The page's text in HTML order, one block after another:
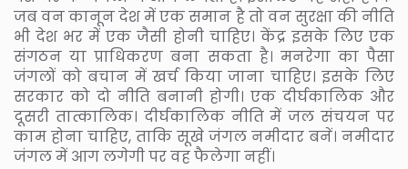
जब वन कानून देश में एक समान है तो वन सुरक्षा की नीति
भी देश भर में एक जैसी होनी चाहिए। केंद्र इसके लिए एक
संगठन या प्राधिकरण बना सकता है। मनरेगा का पैसा
जंगलों को बचान में खर्च किया जाना चाहिए। इसके लिए
सरकार को दो नीति बनानी होगी। एक दीर्घकालिक और
दूसरी तात्कालिक। दीर्घकालिक नीति में जल संचयन पर
काम होना चाहिए, ताकि सूखे जंगल नमीदार बनें। नमीदार
जंगल में आग लगेगी पर वह फैलेगा नहीं।